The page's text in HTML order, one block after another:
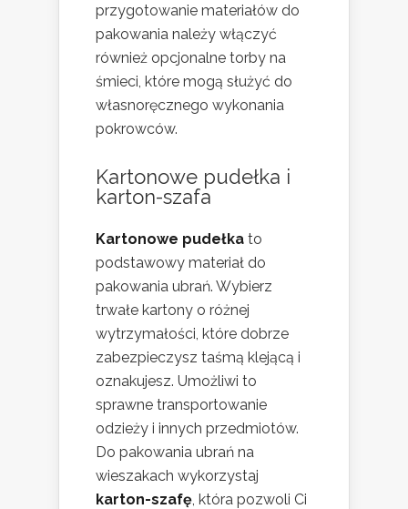
przygotowanie materiałów do
pakowania należy włączyć
również opcjonalne torby na
śmieci, które mogą służyć do
własnoręcznego wykonania
pokrowców.
Kartonowe pudełka i
karton-szafa
Kartonowe pudełka to
podstawowy materiał do
pakowania ubrań. Wybierz
trwałe kartony o różnej
wytrzymałości, które dobrze
zabezpieczysz taśmą klejącą i
oznakujesz. Umożliwi to
sprawne transportowanie
odzieży i innych przedmiotów.
Do pakowania ubrań na
wieszakach wykorzystaj
karton-szafę, która pozwoli Ci